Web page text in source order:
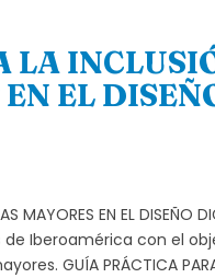
LA
EL
MAYORES EN EL DISEÑO
Iberoamérica con el
GUÍA PRÁCTICA PARA